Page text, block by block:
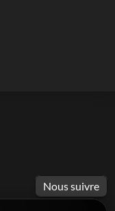
Nous suivre